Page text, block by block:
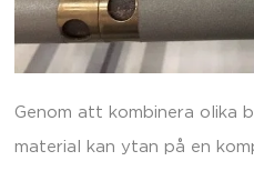
Genom att kombinera olika
material kan ytan på en